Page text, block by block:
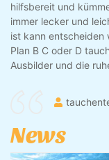
Freedom Divers
gute und
Buchung beginnt.
organisiert. Der
sicher in Safaga an.
Manuela
News